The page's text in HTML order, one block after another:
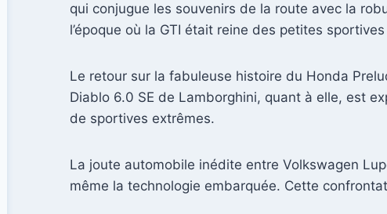
qui conjugue les souvenirs de la route avec la
l’époque où la GTI était reine des petites
Le retour sur la fabuleuse histoire du Honda
Diablo 6.0 SE de Lamborghini, quant à elle, est
de sportives extrêmes.
La joute automobile inédite entre Volkswagen
même la technologie embarquée. Cette